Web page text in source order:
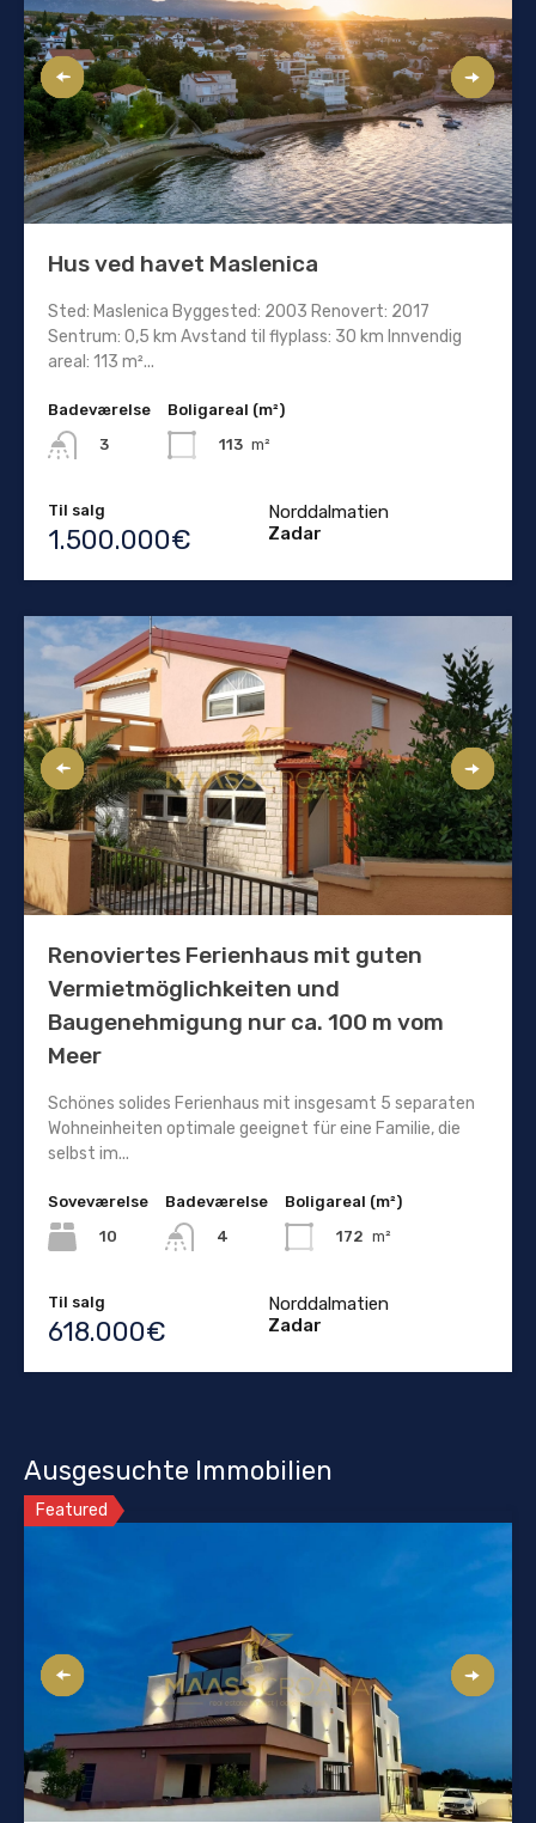
Hus ved havet Maslenica
Sted: Maslenica Byggested: 2003 Renovert: 2017
Sentrum: 0,5 km Avstand til flyplass: 30 km Innvendig
areal: 113 m²...
Badeværelse
3
Boligareal (m²)
113 m²
Til salg
1.500.000€
Norddalmatien
Zadar
Renoviertes Ferienhaus mit guten
Vermietmöglichkeiten und
Baugenehmigung nur ca. 100 m vom
Meer
Schönes solides Ferienhaus mit insgesamt 5 separaten
Wohneinheiten optimale geeignet für eine Familie, die
selbst im...
Soveværelse
10
Badeværelse
4
Boligareal (m²)
172 m²
Til salg
618.000€
Norddalmatien
Zadar
Ausgesuchte Immobilien
Featured